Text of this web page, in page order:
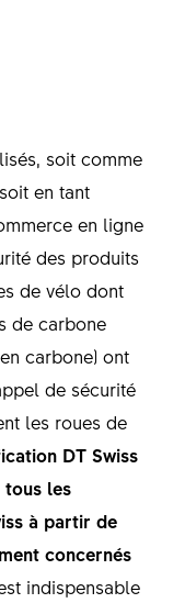
soit comme
en tant
en ligne
des produits
de vélo dont
de carbone
carbone) ont
de sécurité
les roues de
DT Swiss
tous les
à partir de
concernés
indispensable